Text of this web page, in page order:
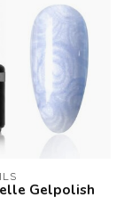
Gelpolish